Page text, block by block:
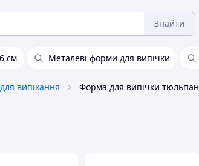
Знайти
см Металеві форми для випічки
випікання Форма для випічки тюльпан